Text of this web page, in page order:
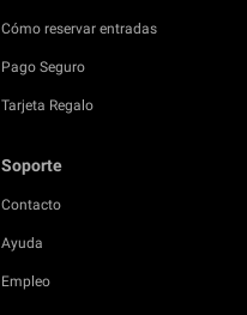
Cómo reservar entradas
Pago Seguro
Tarjeta Regalo
Soporte
Contacto
Ayuda
Empleo